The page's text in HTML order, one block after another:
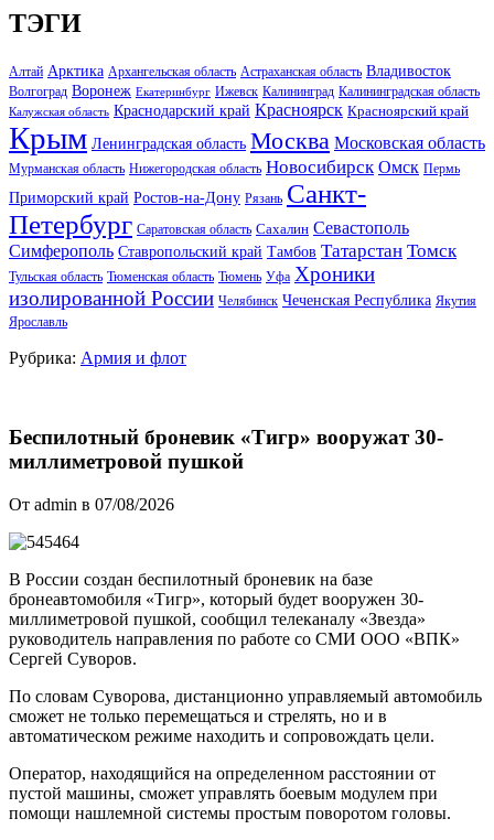
ТЭГИ
Алтай Арктика Архангельская область Астраханская область Владивосток
Волгоград Воронеж Екатеринбург Ижевск Калининград Калининградская область
Калужская область Краснодарский край Красноярск Красноярский край
Крым Ленинградская область Москва Московская область
Мурманская область Нижегородская область Новосибирск Омск Пермь
Приморский край Ростов-на-Дону Рязань Санкт-
Петербург Саратовская область Сахалин Севастополь
Симферополь Ставропольский край Тамбов Татарстан Томск
Тульская область Тюменская область Тюмень Уфа Хроники
изолированной России Челябинск Чеченская Республика Якутия
Ярославль
Рубрика: Армия и флот
Беспилотный броневик «Тигр» вооружат 30-
миллиметровой пушкой
От admin в 07/08/2026
В России создан беспилотный броневик на базе
бронеавтомобиля «Тигр», который будет вооружен 30-
миллиметровой пушкой, сообщил телеканалу «Звезда»
руководитель направления по работе со СМИ ООО «ВПК»
Сергей Суворов.
По словам Суворова, дистанционно управляемый автомобиль
сможет не только перемещаться и стрелять, но и в
автоматическом режиме находить и сопровождать цели.
Оператор, находящийся на определенном расстоянии от
пустой машины, сможет управлять боевым модулем при
помощи нашлемной системы простым поворотом головы.